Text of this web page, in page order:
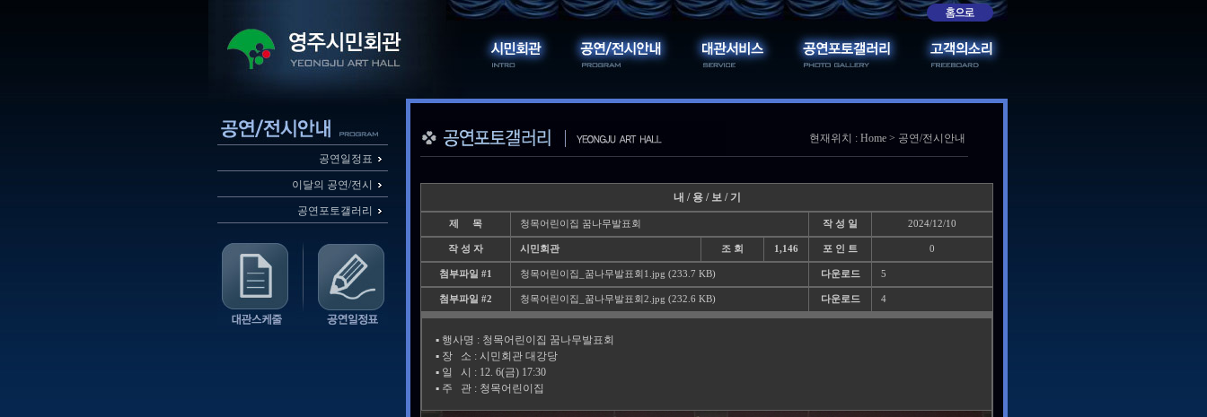
공연일정표
이달의 공연/전시
공연포토갤러리
현재위치 : Home > 공연/전시안내
내 / 용 / 보 / 기
제 목 청목어린이집 꿈나무발표회 작 성 일 2024/12/10
작 성 자 시민회관 조 회 1,146 포 인 트 0
첨부파일 #1 청목어린이집_꿈나무발표회1.jpg (233.7 KB) 다운로드 5
첨부파일 #2 청목어린이집_꿈나무발표회2.jpg (232.6 KB) 다운로드 4
▪️ 행사명 : 청목어린이집 꿈나무발표회
▪️ 장 소 : 시민회관 대강당
▪️ 일 시 : 12. 6(금) 17:30
▪️ 주 관 : 청목어린이집